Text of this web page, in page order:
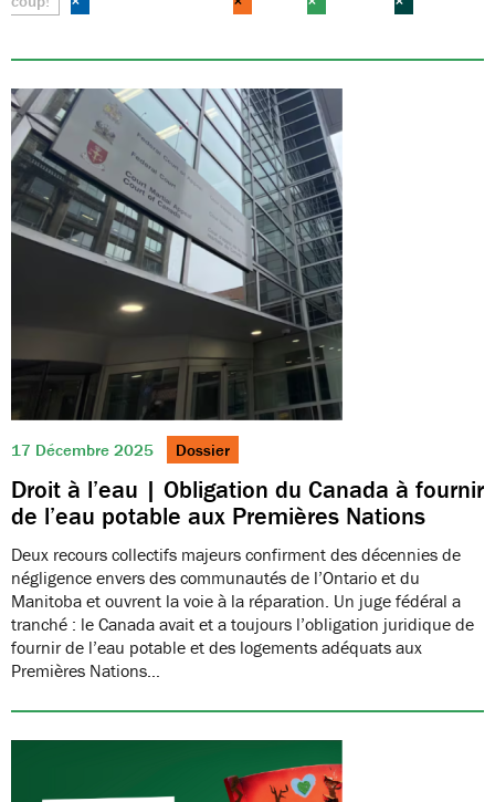
17 Décembre 2025 Dossier
Droit à l’eau | Obligation du Canada à fournir
de l’eau potable aux Premières Nations
Deux recours collectifs majeurs confirment des décennies de
négligence envers des communautés de l’Ontario et du
Manitoba et ouvrent la voie à la réparation. Un juge fédéral a
tranché : le Canada avait et a toujours l’obligation juridique de
fournir de l’eau potable et des logements adéquats aux
Premières Nations…